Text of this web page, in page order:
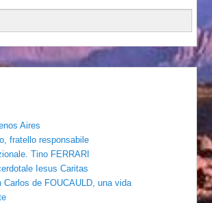
Aires
fratello responsabile
Tino FERRARI
Iesus Caritas
Carlos de FOUCAULD, una vida